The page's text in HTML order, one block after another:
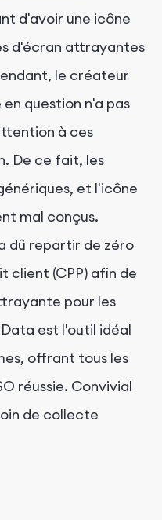
d'avoir une icône
d'écran attrayantes
le créateur
question n'a pas
à ces
De ce fait, les
et l'icône
mal conçus.
dû repartir de zéro
client (CPP) afin de
pour les
est l'outil idéal
offrant tous les
réussie. Convivial
de collecte